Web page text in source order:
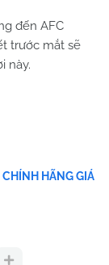
đến AFC
trước mắt sẽ
này.
CHÍNH HÃNG GIÁ